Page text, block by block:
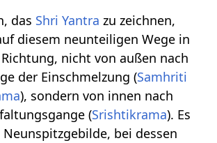
das Shri Yantra zu zeichnen,
diesem neunteiligen Wege in
nicht von außen nach
der Einschmelzung (Samhriti
), sondern von innen nach
(Srishtikrama). Es
bei dessen